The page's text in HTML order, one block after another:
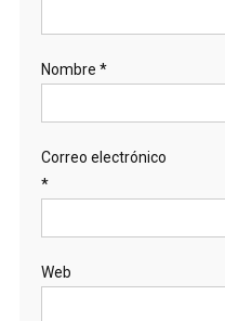
Nombre *
Correo electrónico
*
Web